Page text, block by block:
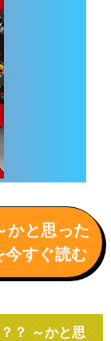
かと思った
今すぐ読む
？ ～かと思